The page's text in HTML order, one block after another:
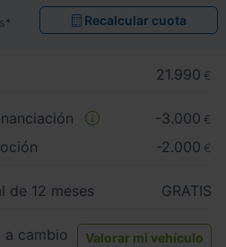
Recalcular cuota
21.990 €
-3.000 €
-2.000 €
de 12 meses GRATIS
a cambio Valorar mi vehículo